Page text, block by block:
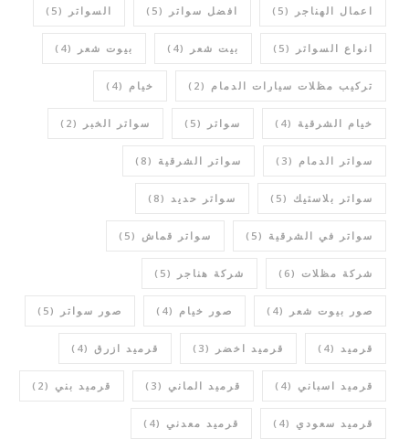
اعمال الهناجر (5) افضل سواتر (5) السواتر (5)
انواع السواتر (5) بيت شعر (4) بيوت شعر (4)
تركيب مظلات سيارات الدمام (2) خيام (4)
خيام الشرقية (4) سواتر (5) سواتر الخبر (2)
سواتر الدمام (3) سواتر الشرقية (8)
سواتر بلاستيك (5) سواتر حديد (8)
سواتر في الشرقية (5) سواتر قماش (5)
شركة مظلات (6) شركة هناجر (5)
صور بيوت شعر (4) صور خيام (4) صور سواتر (5)
قرميد (4) قرميد اخضر (3) قرميد ازرق (4)
قرميد اسباني (4) قرميد الماني (3) قرميد بني (2)
قرميد سعودي (4) قرميد معدني (4)